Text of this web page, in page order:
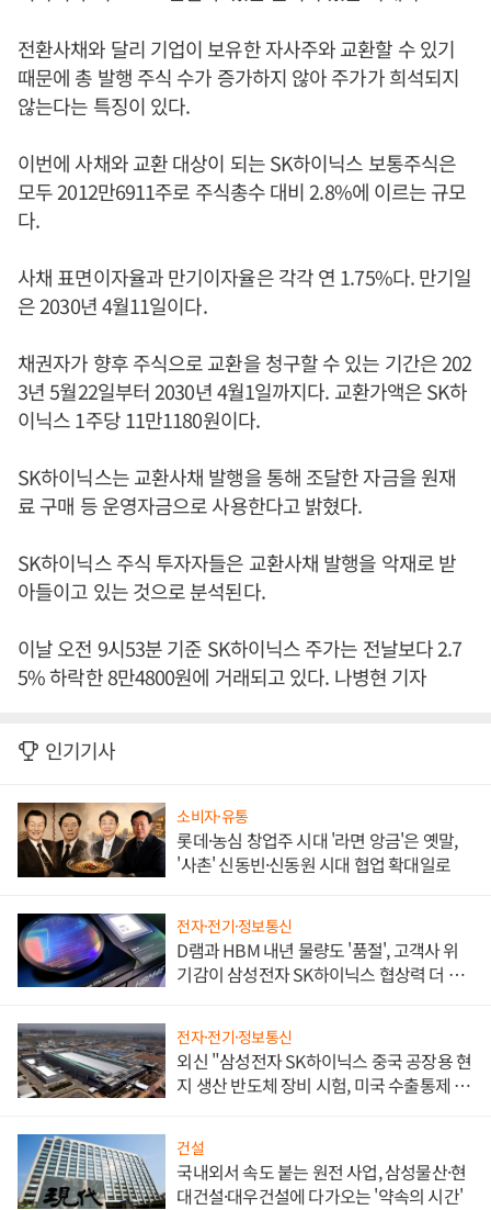
전환사채와 달리 기업이 보유한 자사주와 교환할 수 있기
때문에 총 발행 주식 수가 증가하지 않아 주가가 희석되지
않는다는 특징이 있다.
이번에 사채와 교환 대상이 되는 SK하이닉스 보통주식은
모두 2012만6911주로 주식총수 대비 2.8%에 이르는 규모
다.
사채 표면이자율과 만기이자율은 각각 연 1.75%다. 만기일
은 2030년 4월11일이다.
채권자가 향후 주식으로 교환을 청구할 수 있는 기간은 202
3년 5월22일부터 2030년 4월1일까지다. 교환가액은 SK하
이닉스 1주당 11만1180원이다.
SK하이닉스는 교환사채 발행을 통해 조달한 자금을 원재
료 구매 등 운영자금으로 사용한다고 밝혔다.
SK하이닉스 주식 투자자들은 교환사채 발행을 악재로 받
아들이고 있는 것으로 분석된다.
이날 오전 9시53분 기준 SK하이닉스 주가는 전날보다 2.7
5% 하락한 8만4800원에 거래되고 있다. 나병현 기자
인기기사
소비자·유통
롯데·농심 창업주 시대 '라면 앙금'은 옛말,
'사촌' 신동빈·신동원 시대 협업 확대일로
전자·전기·정보통신
D램과 HBM 내년 물량도 '품절', 고객사 위
기감이 삼성전자 SK하이닉스 협상력 더 키
전자·전기·정보통신
외신 "삼성전자 SK하이닉스 중국 공장용 현
지 생산 반도체 장비 시험, 미국 수출통제 대
건설
국내외서 속도 붙는 원전 사업, 삼성물산·현
대건설·대우건설에 다가오는 '약속의 시간'